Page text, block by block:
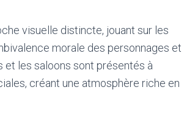
visuelle distincte, jouant sur les
morale des personnages et
les saloons sont présentés à
créant une atmosphère riche en